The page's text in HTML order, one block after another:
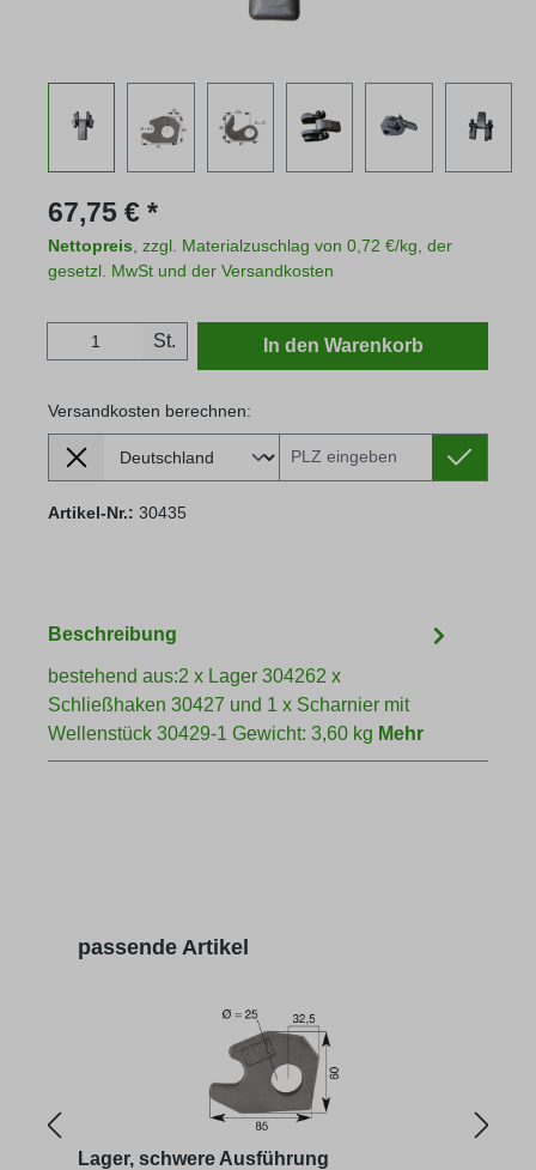
Regulärer Preis:
67,75 € *
Nettopreis , zzgl. Materialzuschlag von 0,72 €/kg, der
gesetzl. MwSt und der Versandkosten
Produkt Anzahl: Gib den gewünschten
St. In den Warenkorb
Versandkosten berechnen:
Lieferland
Versandkosten berechnen:
Artikel-Nr.: 30435
Beschreibung
bestehend aus:2 x Lager 304262 x
Schließhaken 30427 und 1 x Scharnier mit
Wellenstück 30429-1 Gewicht: 3,60 kg Mehr
Produktgalerie überspringen
passende Artikel
Lager, schwere Ausführung